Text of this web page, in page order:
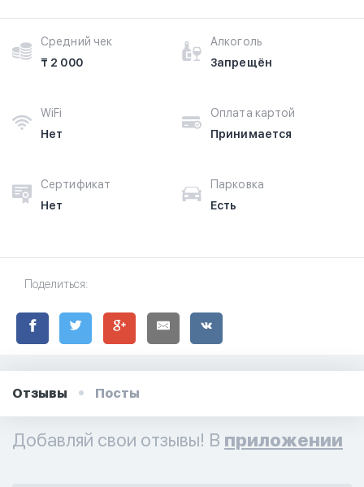
Средний чек
₸ 2 000
Алкоголь
Запрещён
WiFi
Нет
Оплата картой
Принимается
Сертификат
Нет
Парковка
Есть
Поделиться:
Отзывы Посты
Добавляй свои отзывы! В приложении